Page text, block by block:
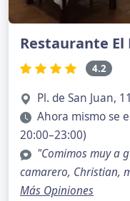
Restaurante El
4.2
Pl. de San Juan,
Ahora mismo se
20:00–23:00)
"Comimos muy a
camarero, Christian,
Más Opiniones